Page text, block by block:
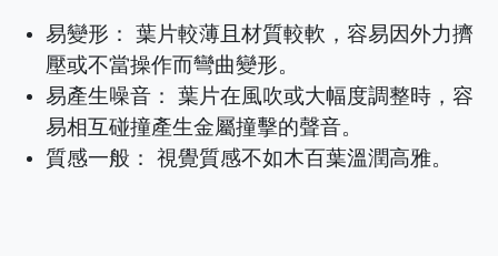
易變形： 葉片較薄且材質較軟，容易因外力擠
壓或不當操作而彎曲變形。
易產生噪音： 葉片在風吹或大幅度調整時，容
易相互碰撞產生金屬撞擊的聲音。
質感一般： 視覺質感不如木百葉溫潤高雅。